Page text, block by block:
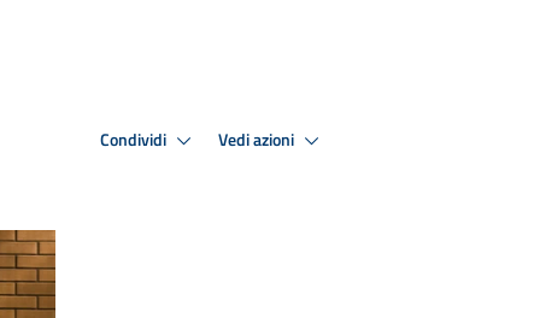
Condividi Vedi azioni